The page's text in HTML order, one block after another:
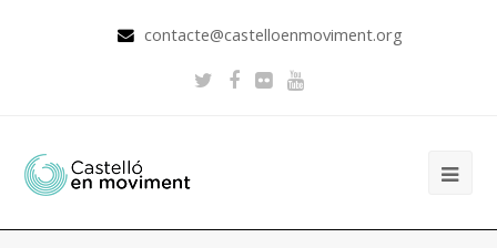
contacte@castelloenmoviment.org